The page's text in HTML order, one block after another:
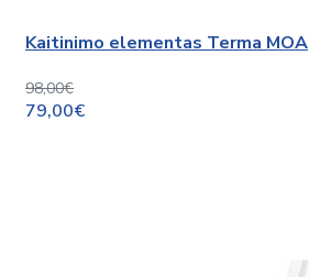
Kaitinimo elementas Terma MOA
98,00€
79,00€